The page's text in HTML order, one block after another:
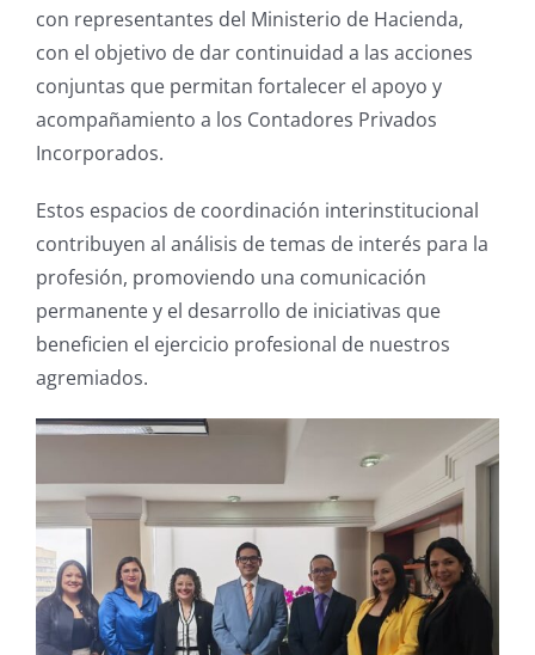
con representantes del Ministerio de Hacienda,
con el objetivo de dar continuidad a las acciones
conjuntas que permitan fortalecer el apoyo y
acompañamiento a los Contadores Privados
Incorporados.
Estos espacios de coordinación interinstitucional
contribuyen al análisis de temas de interés para la
profesión, promoviendo una comunicación
permanente y el desarrollo de iniciativas que
beneficien el ejercicio profesional de nuestros
agremiados.